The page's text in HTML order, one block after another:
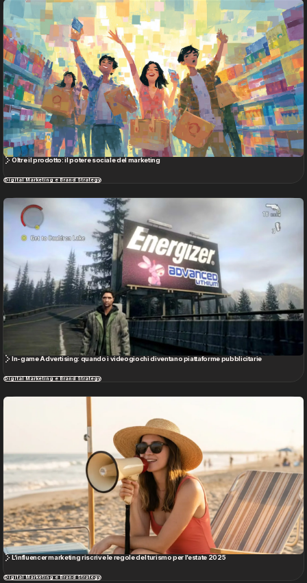
Oltre il prodotto: il potere sociale del marketing
Digital Marketing e Brand Strategy
In-game Advertising: quando i videogiochi diventano piattaforme pubblicitarie
Digital Marketing e Brand Strategy
L’influencer marketing riscrive le regole del turismo per l’estate 2025
Digital Marketing e Brand Strategy